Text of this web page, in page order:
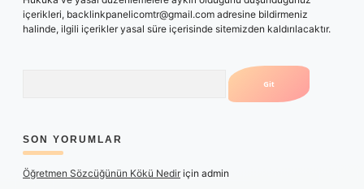
içerikleri, backlinkpanelicomtr@gmail.com adresine bildirmeniz
halinde, ilgili içerikler yasal süre içerisinde sitemizden kaldırılacaktır.
SON YORUMLAR
Öğretmen Sözcüğünün Kökü Nediriçin admin